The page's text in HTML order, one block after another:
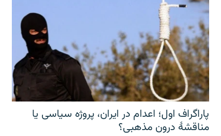
پاراگراف اول؛ اعدام در ایران، پروژه سیاسی یا
مناقشهٔ درون مذهبی؟